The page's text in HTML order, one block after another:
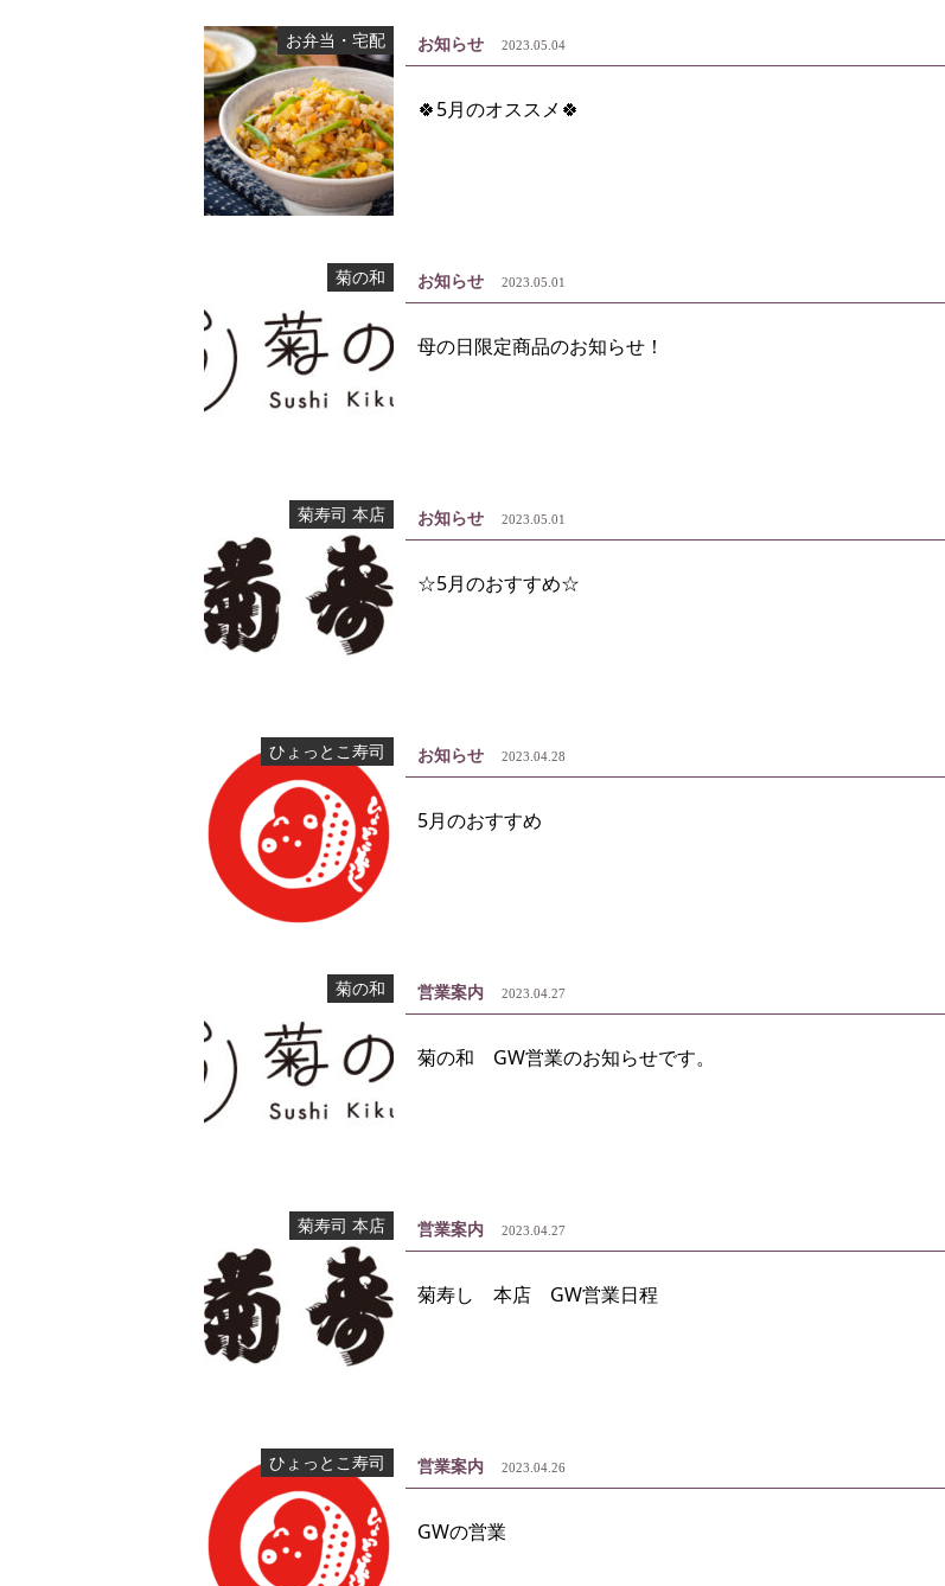
お弁当・宅配 お知らせ 2023.05.04
🍀5月のオススメ🍀
菊の和 お知らせ 2023.05.01
母の日限定商品のお知らせ！
菊寿司 本店 お知らせ 2023.05.01
☆5月のおすすめ☆
ひょっとこ寿司 お知らせ 2023.04.28
5月のおすすめ
菊の和 営業案内 2023.04.27
菊の和 GW営業のお知らせです。
菊寿司 本店 営業案内 2023.04.27
菊寿し 本店 GW営業日程
ひょっとこ寿司 営業案内 2023.04.26
GWの営業